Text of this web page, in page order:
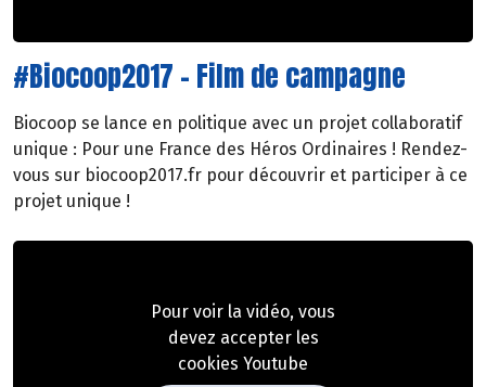
#Biocoop2017 - Film de campagne
Biocoop se lance en politique avec un projet collaboratif
unique : Pour une France des Héros Ordinaires ! Rendez-
vous sur biocoop2017.fr pour découvrir et participer à ce
projet unique !
Pour voir la vidéo, vous
devez accepter les
cookies Youtube